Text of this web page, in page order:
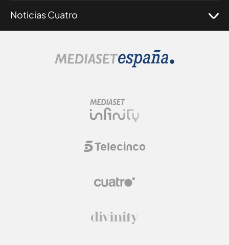
Noticias Cuatro